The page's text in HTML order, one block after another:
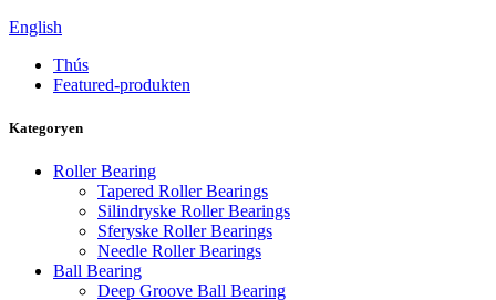
English
Thús
Featured-produkten
Kategoryen
Roller Bearing
Tapered Roller Bearings
Silindryske Roller Bearings
Sferyske Roller Bearings
Needle Roller Bearings
Ball Bearing
Deep Groove Ball Bearing